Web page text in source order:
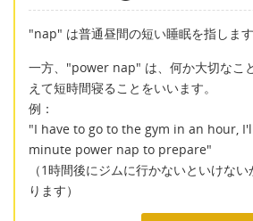
"nap" は普通昼間の短い睡眠を指します
一方、"power nap" は、何か大切なこ
えて短時間寝ることをいいます。
例：
"I have to go to the gym in an hour,
minute power nap to prepare"
（1時間後にジムに行かないといけな
ります）